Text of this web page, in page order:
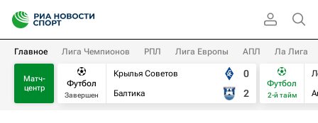
Главное Лига Чемпионов РПЛ Лига Европы АПЛ Ла Лига
Матч-
центр
Футбол
Завершен
Крылья Советов
Балтика
0
2
Футбол
2-й тайм